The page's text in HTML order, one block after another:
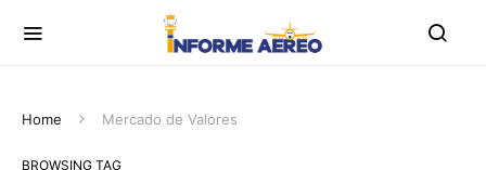
Home Mercado de Valores
BROWSING TAG